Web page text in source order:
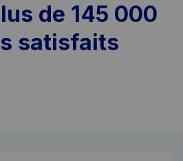
de 145 000
satisfaits